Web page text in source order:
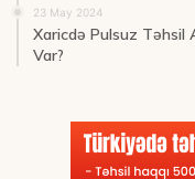
23 May 2024
Xaricdə Pulsuz Təhsil
Var?